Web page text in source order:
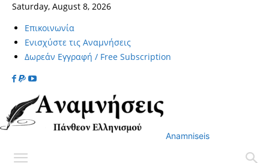
Saturday, August 8, 2026
Επικοινωνία
Ενισχύστε τις Αναμνήσεις
Δωρεάν Εγγραφή / Free Subscription
Anamniseis